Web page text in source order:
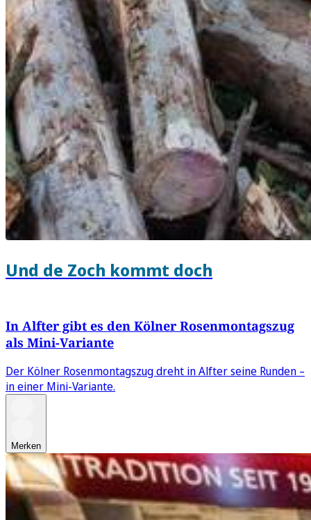
Und de Zoch kommt doch
In Alfter gibt es den Kölner Rosenmontagszug
als Mini-Variante
Der Kölner Rosenmontagszug dreht in Alfter seine Runden –
in einer Mini-Variante.
Merken